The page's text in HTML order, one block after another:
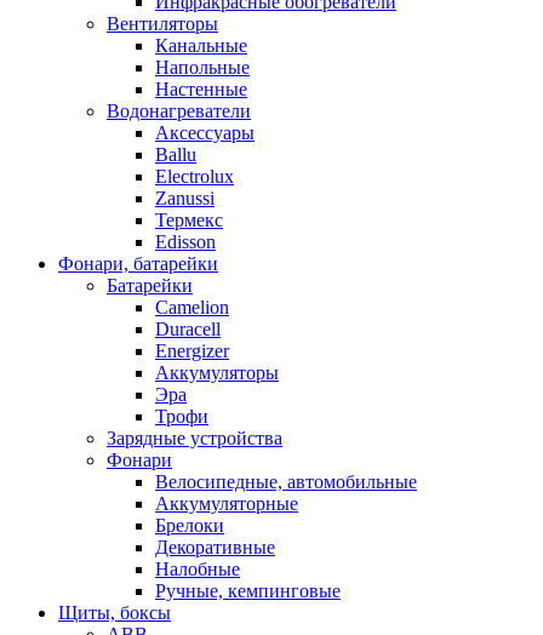
Вентиляторы
Канальные
Напольные
Настенные
Водонагреватели
Аксессуары
Ballu
Electrolux
Zanussi
Термекс
Edisson
Фонари, батарейки
Батарейки
Camelion
Duracell
Energizer
Аккумуляторы
Эра
Трофи
Зарядные устройства
Фонари
Велосипедные, автомобильные
Аккумуляторные
Брелоки
Декоративные
Налобные
Ручные, кемпинговые
Щиты, боксы